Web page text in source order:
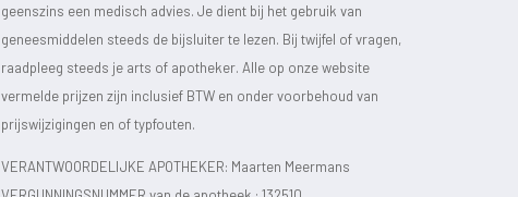
geenszins een medisch advies. Je dient bij het gebruik van
geneesmiddelen steeds de bijsluiter te lezen. Bij twijfel of vragen,
raadpleeg steeds je arts of apotheker. Alle op onze website
vermelde prijzen zijn inclusief BTW en onder voorbehoud van
prijswijzigingen en of typfouten.
VERANTWOORDELIJKE APOTHEKER: Maarten Meermans